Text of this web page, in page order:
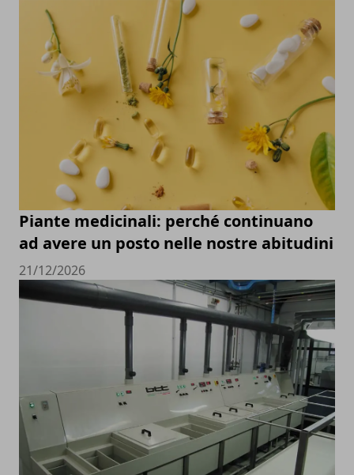
Piante medicinali: perché continuano
ad avere un posto nelle nostre abitudini
21/12/2026